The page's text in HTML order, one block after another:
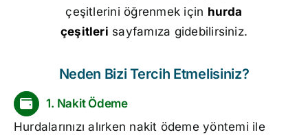
çeşitlerini öğrenmek için hurda
çeşitleri sayfamıza gidebilirsiniz.
Neden Bizi Tercih Etmelisiniz?
1. Nakit Ödeme
Hurdalarınızı alırken nakit ödeme yöntemi ile